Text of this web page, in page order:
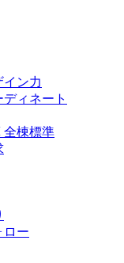
ン力
ィネート
全棟標準
ロー